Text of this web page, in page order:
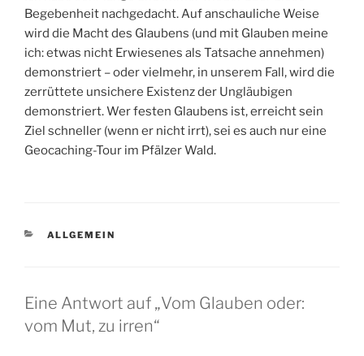
Begebenheit nachgedacht. Auf anschauliche Weise
wird die Macht des Glaubens (und mit Glauben meine
ich: etwas nicht Erwiesenes als Tatsache annehmen)
demonstriert – oder vielmehr, in unserem Fall, wird die
zerrüttete unsichere Existenz der Ungläubigen
demonstriert. Wer festen Glaubens ist, erreicht sein
Ziel schneller (wenn er nicht irrt), sei es auch nur eine
Geocaching-Tour im Pfälzer Wald.
KATEGORIEN
ALLGEMEIN
Eine Antwort auf „Vom Glauben oder:
vom Mut, zu irren“